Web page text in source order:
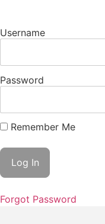
Username
Password
Remember Me
Forgot Password